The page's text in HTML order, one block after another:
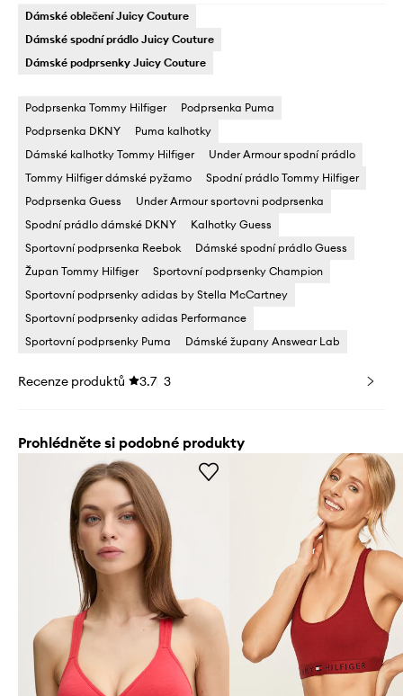
Dámské oblečení Juicy Couture
Dámské spodní prádlo Juicy Couture
Dámské podprsenky Juicy Couture
Podprsenka Tommy Hilfiger
Podprsenka Puma
Podprsenka DKNY
Puma kalhotky
Dámské kalhotky Tommy Hilfiger
Under Armour spodní prádlo
Tommy Hilfiger dámské pyžamo
Spodní prádlo Tommy Hilfiger
Podprsenka Guess
Under Armour sportovni podprsenka
Spodní prádlo dámské DKNY
Kalhotky Guess
Sportovní podprsenka Reebok
Dámské spodní prádlo Guess
Župan Tommy Hilfiger
Sportovní podprsenky Champion
Sportovní podprsenky adidas by Stella McCartney
Sportovní podprsenky adidas Performance
Sportovní podprsenky Puma
Dámské župany Answear Lab
Recenze produktů 3.7 3
Prohlédněte si podobné produkty